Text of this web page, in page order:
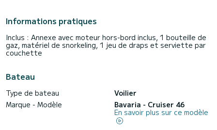
Informations pratiques
Inclus : Annexe avec moteur hors-bord inclus, 1 bouteille de
gaz, matériel de snorkeling, 1 jeu de draps et serviette par
couchette
Bateau
Type de bateau
Voilier
Marque - Modèle
Bavaria - Cruiser 46
En savoir plus sur ce modèle